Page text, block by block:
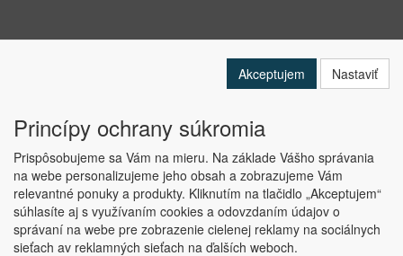
Copyright © ABRA Software a.s. 2019
Akceptujem Nastaviť
Princípy ochrany súkromia
Prispôsobujeme sa Vám na mieru. Na základe Vášho správania
na webe personalizujeme jeho obsah a zobrazujeme Vám
relevantné ponuky a produkty. Kliknutím na tlačidlo „Akceptujem“
súhlasíte aj s využívaním cookies a odovzdaním údajov o
správaní na webe pre zobrazenie cielenej reklamy na sociálnych
sieťach av reklamných sieťach na ďalších weboch.